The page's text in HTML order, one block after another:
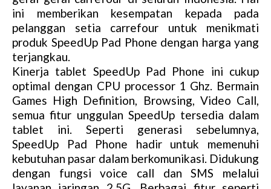
ini memberikan kesempatan kepada pada
pelanggan setia carrefour untuk menikmati
produk SpeedUp Pad Phone dengan harga yang
terjangkau.
Kinerja tablet SpeedUp Pad Phone ini cukup
optimal dengan CPU processor 1 Ghz. Bermain
Games High Definition, Browsing, Video Call,
semua fitur unggulan SpeedUp tersedia dalam
tablet ini. Seperti generasi sebelumnya,
SpeedUp Pad Phone hadir untuk memenuhi
kebutuhan pasar dalam berkomunikasi. Didukung
dengan fungsi voice call dan SMS melalui